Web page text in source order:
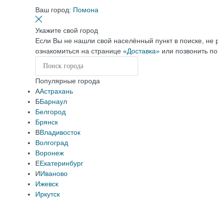
Ваш город: Помона
Укажите свой город
Если Вы не нашли свой населённый пункт в поиске,
ознакомиться на странице «Доставка» или позвонить
Популярные города
ААстрахань
ББарнаул
Белгород
Брянск
ВВладивосток
Волгоград
Воронеж
ЕЕкатеринбург
ИИваново
Ижевск
Иркутск